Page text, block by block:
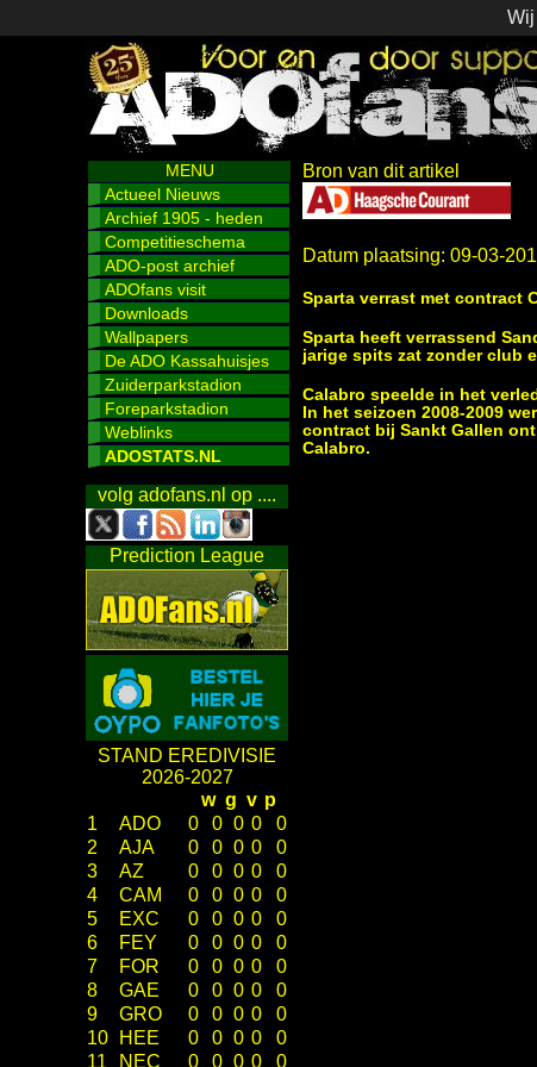
MENU
Actueel Nieuws
Archief 1905 - heden
Competitieschema
ADO-post archief
ADOfans visit
Downloads
Wallpapers
De ADO Kassahuisjes
Zuiderparkstadion
Foreparkstadion
Weblinks
ADOSTATS.NL
volg adofans.nl op ....
Prediction League
STAND EREDIVISIE
2026-2027
w g v p
1
ADO 0 0 0 0
0
2
AJA 0 0 0 0
0
3
AZ 0 0 0 0
0
4
CAM 0 0 0 0
0
5
EXC 0 0 0 0
0
6
FEY 0 0 0 0
0
7
FOR 0 0 0 0
0
8
GAE 0 0 0 0
0
9
GRO 0 0 0 0
0
10
HEE 0 0 0 0
0
11
NEC 0 0 0 0 0
Bron van dit artikel
Datum plaatsing: 09-03-
Sparta verrast met contract
Sparta heeft verrassend
jarige spits zat zonder club
Calabro speelde in het
In het seizoen 2008-2009
contract bij Sankt Gallen
Calabro.